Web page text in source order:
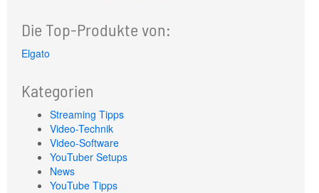
Die Top-Produkte von:
Elgato
Kategorien
Streaming Tipps
Video-Technik
Video-Software
YouTuber Setups
News
YouTube Tipps